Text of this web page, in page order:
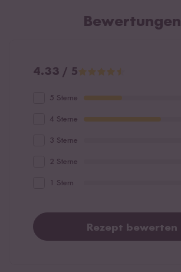
Bewertungen
4.33 / 5
5 Sterne
4 Sterne
3 Sterne
2 Sterne
1 Stern
Rezept bewerten